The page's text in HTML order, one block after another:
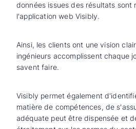
données issues des résultats sont
l'application web Visibly.
Ainsi, les clients ont une vision
ingénieurs accomplissent chaque
savent faire.
Visibly permet également
matière de compétences, de
adéquate peut être dispensée et